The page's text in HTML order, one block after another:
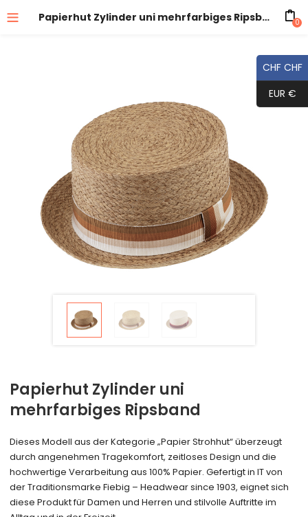
Papierhut Zylinder uni mehrfarbiges Ripsband 0
Papierhut Zylinder uni
mehrfarbiges Ripsband
Dieses Modell aus der Kategorie „Papier Strohhut“ überzeugt
durch angenehmen Tragekomfort, zeitloses Design und die
hochwertige Verarbeitung aus 100% Papier. Gefertigt in IT von
der Traditionsmarke Fiebig – Headwear since 1903, eignet sich
diese Produkt für Damen und Herren und stilvolle Auftritte im
CHF CHF
EUR €